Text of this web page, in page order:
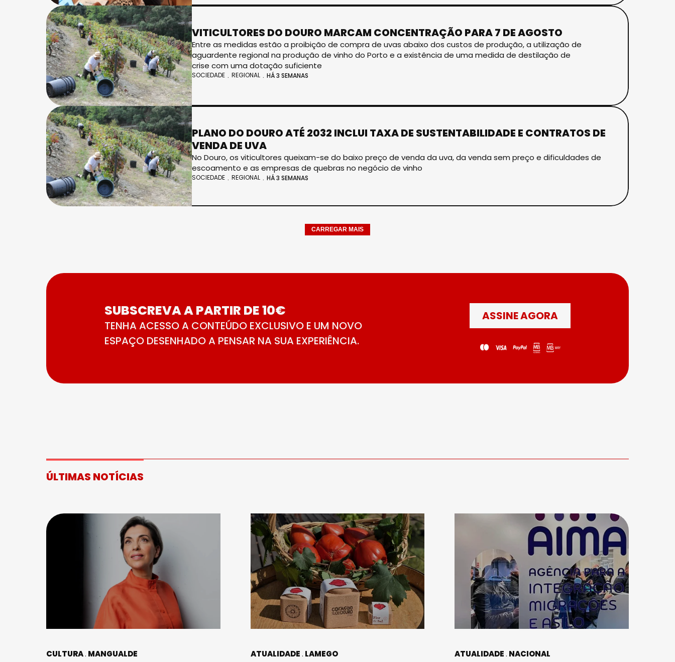
VITICULTORES DO DOURO MARCAM CONCENTRAÇÃO PARA 7 DE AGOSTO
Entre as medidas estão a proibição de compra de uvas abaixo dos custos de produção, a utilização de
aguardente regional na produção de vinho do Porto e a existência de uma medida de destilação de
crise com uma dotação suficiente
SOCIEDADE REGIONAL HÁ 3 SEMANAS
PLANO DO DOURO ATÉ 2032 INCLUI TAXA DE SUSTENTABILIDADE E CONTRATOS DE
VENDA DE UVA
No Douro, os viticultores queixam-se do baixo preço de venda da uva, da venda sem preço e dificuldades de
escoamento e as empresas de quebras no negócio de vinho
SOCIEDADE REGIONAL HÁ 3 SEMANAS
CARREGAR MAIS
SUBSCREVA A PARTIR DE 10€
TENHA ACESSO A CONTEÚDO EXCLUSIVO E UM NOVO
ESPAÇO DESENHADO A PENSAR NA SUA EXPERIÊNCIA.
ASSINE AGORA
ÚLTIMAS NOTÍCIAS
CULTURA MANGUALDE ATUALIDADE LAMEGO ATUALIDADE NACIONAL